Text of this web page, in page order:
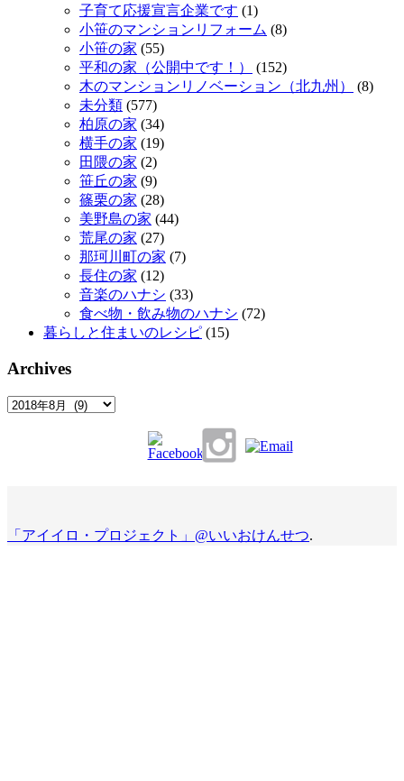
子育て応援宣言企業です (1)
小笹のマンションリフォーム (8)
小笹の家 (55)
平和の家（公開中です！）
(152)
木のマンションリノベーション（北九州）
(8)
未分類 (577)
柏原の家 (34)
横手の家 (19)
田隈の家 (2)
笹丘の家 (9)
篠栗の家 (28)
美野島の家 (44)
荒尾の家 (27)
那珂川町の家 (7)
長住の家 (12)
音楽のハナシ (33)
食べ物・飲み物のハナシ (72)
暮らしと住まいのレシピ (15)
Archives
Archives
「アイイロ・プロジェクト」@いいおけんせつ.